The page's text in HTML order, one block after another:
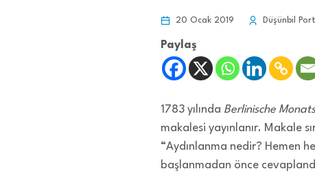
20 Ocak 2019 Düşünbil
Paylaş
1783 yılında Berlinische
makalesi yayınlanır. Makale
“Aydınlanma nedir? Hemen
başlanmadan önce